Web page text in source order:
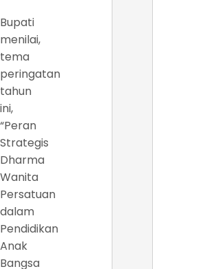
Bupati
menilai,
tema
peringatan
tahun
ini,
“Peran
Strategis
Dharma
Wanita
Persatuan
dalam
Pendidikan
Anak
Bangsa